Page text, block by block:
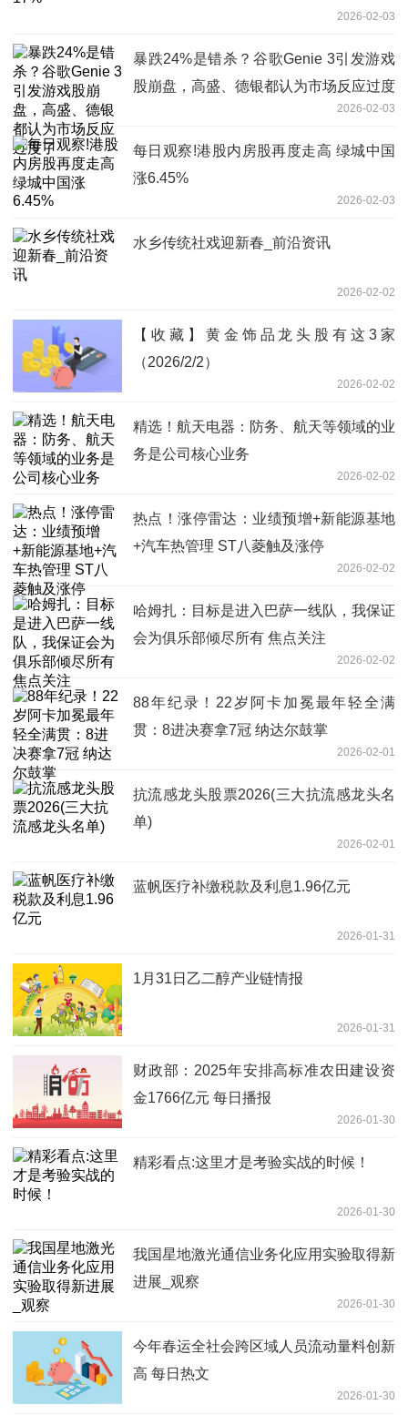
2026-02-03
暴跌24%是错杀？谷歌Genie 3引发游戏
股崩盘，高盛、德银都认为市场反应过度
2026-02-03
每日观察!港股内房股再度走高 绿城中国
涨6.45%
2026-02-03
水乡传统社戏迎新春_前沿资讯
2026-02-02
【收藏】黄金饰品龙头股有这3家
（2026/2/2）
2026-02-02
精选！航天电器：防务、航天等领域的业
务是公司核心业务
2026-02-02
热点！涨停雷达：业绩预增+新能源基地
+汽车热管理 ST八菱触及涨停
2026-02-02
哈姆扎：目标是进入巴萨一线队，我保证
会为俱乐部倾尽所有 焦点关注
2026-02-02
88年纪录！22岁阿卡加冕最年轻全满
贯：8进决赛拿7冠 纳达尔鼓掌
2026-02-01
抗流感龙头股票2026(三大抗流感龙头名
单)
2026-02-01
蓝帆医疗补缴税款及利息1.96亿元
2026-01-31
1月31日乙二醇产业链情报
2026-01-31
财政部：2025年安排高标准农田建设资
金1766亿元 每日播报
2026-01-30
精彩看点:这里才是考验实战的时候！
2026-01-30
我国星地激光通信业务化应用实验取得新
进展_观察
2026-01-30
今年春运全社会跨区域人员流动量料创新
高 每日热文
2026-01-30